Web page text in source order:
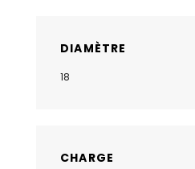
DIAMÈTRE
18
CHARGE